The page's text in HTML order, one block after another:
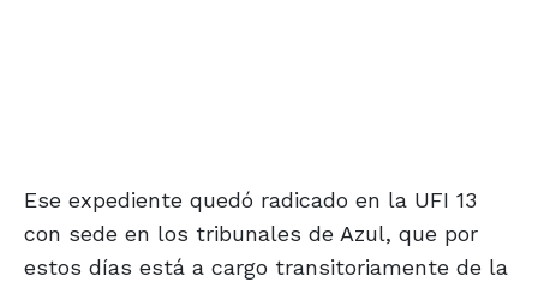
Ese expediente quedó radicado en la UFI 13
con sede en los tribunales de Azul, que por
estos días está a cargo transitoriamente de la